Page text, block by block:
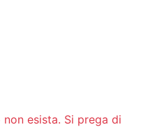
esista. Si prega di